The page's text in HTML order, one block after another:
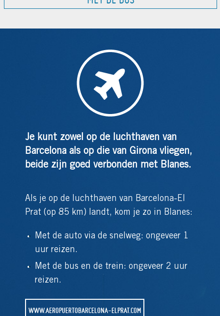
Je kunt zowel op de luchthaven van
Barcelona als op die van Girona vliegen,
beide zijn goed verbonden met Blanes.
Als je op de luchthaven van Barcelona-El
Prat (op 85 km) landt, kom je zo in Blanes:
Met de auto via de snelweg: ongeveer 1
uur reizen.
Met de bus en de trein: ongeveer 2 uur
reizen.
WWW.AEROPUERTOBARCELONA-ELPRAT.COM